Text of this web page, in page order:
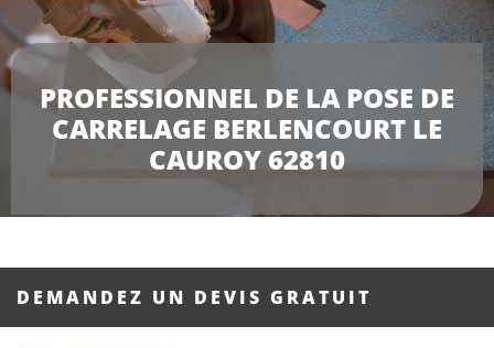
PROFESSIONNEL DE LA POSE DE
CARRELAGE BERLENCOURT LE
CAUROY 62810
DEMANDEZ UN DEVIS GRATUIT